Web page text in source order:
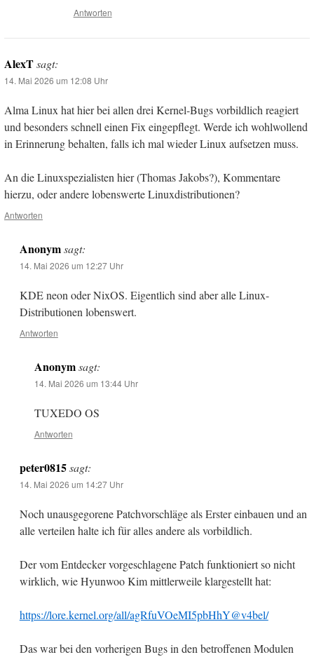
Antworten
AlexTsagt:
14. Mai 2026 um 12:08 Uhr
Alma Linux hat hier bei allen drei Kernel-Bugs vorbildlich reagiert
und besonders schnell einen Fix eingepflegt. Werde ich wohlwollend
in Erinnerung behalten, falls ich mal wieder Linux aufsetzen muss.
An die Linuxspezialisten hier (Thomas Jakobs?), Kommentare
hierzu, oder andere lobenswerte Linuxdistributionen?
Antworten
Anonym sagt:
14. Mai 2026 um 12:27 Uhr
KDE neon oder NixOS. Eigentlich sind aber alle Linux-
Distributionen lobenswert.
Antworten
Anonym sagt:
14. Mai 2026 um 13:44 Uhr
TUXEDO OS
Antworten
peter0815 sagt:
14. Mai 2026 um 14:27 Uhr
Noch unausgegorene Patchvorschläge als Erster einbauen und an
alle verteilen halte ich für alles andere als vorbildlich.
Der vom Entdecker vorgeschlagene Patch funktioniert so nicht
wirklich, wie Hyunwoo Kim mittlerweile klargestellt hat:
https://lore.kernel.org/all/agRfuVOeMI5pbHhY@v4bel/
Das war bei den vorherigen Bugs in den betroffenen Modulen